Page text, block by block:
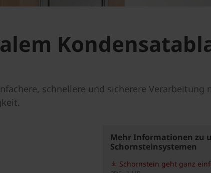
schnellere und sicherere Verarbeitung
Mehr Informationen zu
Schornsteinsystemen
Schornstein geht ganz